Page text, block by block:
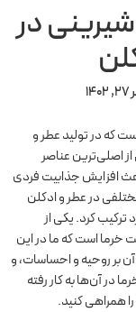
در
که در تولید عطر و
اصلی‌ترین عناصر
افزایش جذابیت فردی
در عطر و ادکلن‌
ترکیب کرد. یکی از
خرما است که ما در این
بر روحیه و احساسات، و
در آن‌ها به کار رفته
را همراهی کنید.